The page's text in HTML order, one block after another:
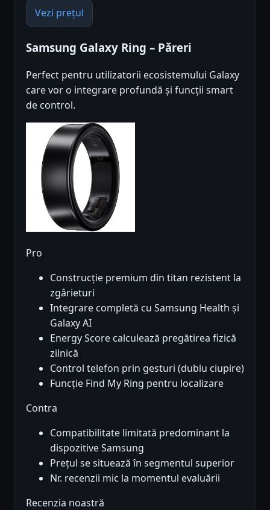
Vezi prețul
Samsung Galaxy Ring – Păreri
Perfect pentru utilizatorii ecosistemului Galaxy
care vor o integrare profundă și funcții smart
de control.
Pro
Construcție premium din titan rezistent la
zgârieturi
Integrare completă cu Samsung Health și
Galaxy AI
Energy Score calculează pregătirea fizică
zilnică
Control telefon prin gesturi (dublu ciupire)
Funcție Find My Ring pentru localizare
Contra
Compatibilitate limitată predominant la
dispozitive Samsung
Prețul se situează în segmentul superior
Nr. recenzii mic la momentul evaluării
Recenzia noastră